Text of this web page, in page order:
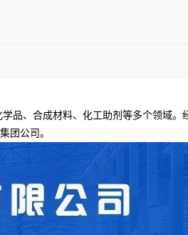
品、合成材料、化工助剂等多个领域
团公司。